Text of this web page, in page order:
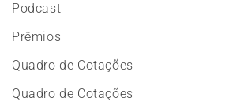
Podcast
Prêmios
Quadro de Cotações
Quadro de Cotações